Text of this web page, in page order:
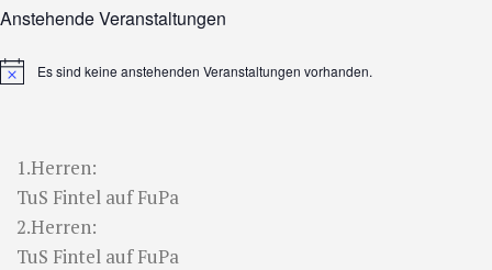
Anstehende Veranstaltungen
HinweisEs sind keine anstehenden Veranstaltungen vorhanden.
1.Herren:
TuS Fintel auf FuPa
2.Herren:
TuS Fintel auf FuPa